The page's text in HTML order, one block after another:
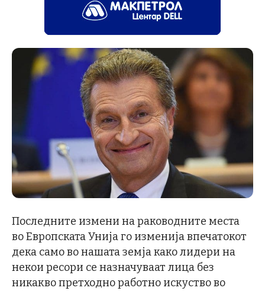
Последните измени на раководните места
во Европската Унија го изменија впечатокот
дека само во нашата земја како лидери на
некои ресори се назначуваат лица без
никакво претходно работно искуство во